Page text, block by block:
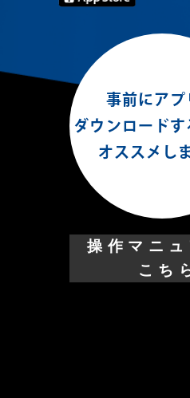
事前にアプ
ダウンロードす
オススメし
操作マニュ
こち